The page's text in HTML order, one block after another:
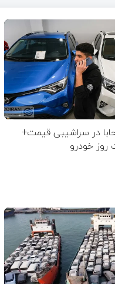
در سراشیبی قیمت+
خودرو